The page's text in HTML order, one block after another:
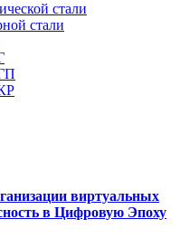
стали
стали
виртуальных
в Цифровую Эпоху